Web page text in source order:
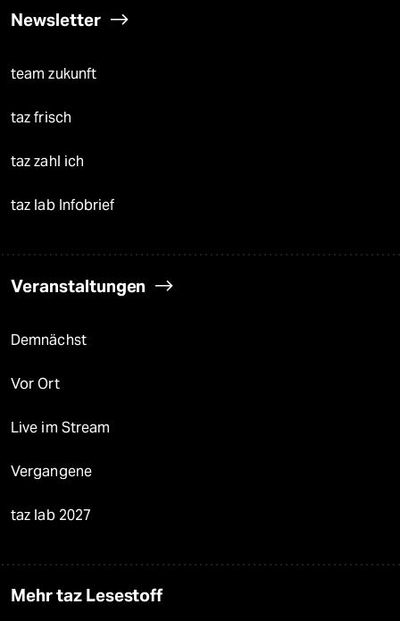
Newsletter
team zukunft
taz frisch
taz zahl ich
taz lab Infobrief
Veranstaltungen
Demnächst
Vor Ort
Live im Stream
Vergangene
taz lab 2027
Mehr taz Lesestoff